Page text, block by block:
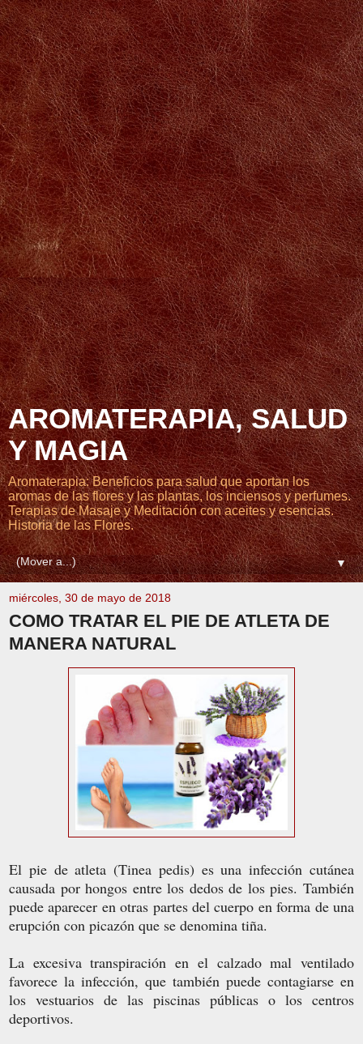
AROMATERAPIA, SALUD
Y MAGIA
Aromaterapia: Beneficios para salud que aportan los
aromas de las flores y las plantas, los inciensos y perfumes.
Terapias de Masaje y Meditación con aceites y esencias.
Historia de las Flores.
▼
miércoles, 30 de mayo de 2018
COMO TRATAR EL PIE DE ATLETA DE
MANERA NATURAL
El pie de atleta (Tinea pedis) es una infección cutánea
causada por hongos entre los dedos de los pies. También
puede aparecer en otras partes del cuerpo en forma de una
erupción con picazón que se denomina tiña.
La excesiva transpiración en el calzado mal ventilado
favorece la infección, que también puede contagiarse en
los vestuarios de las piscinas públicas o los centros
deportivos.